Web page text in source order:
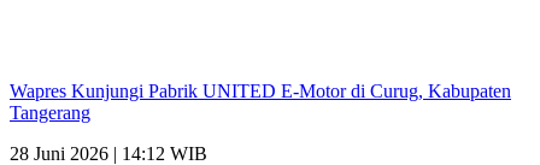
Wapres Kunjungi Pabrik UNITED E-Motor di Curug, Kabupaten
Tangerang
28 Juni 2026 | 14:12 WIB